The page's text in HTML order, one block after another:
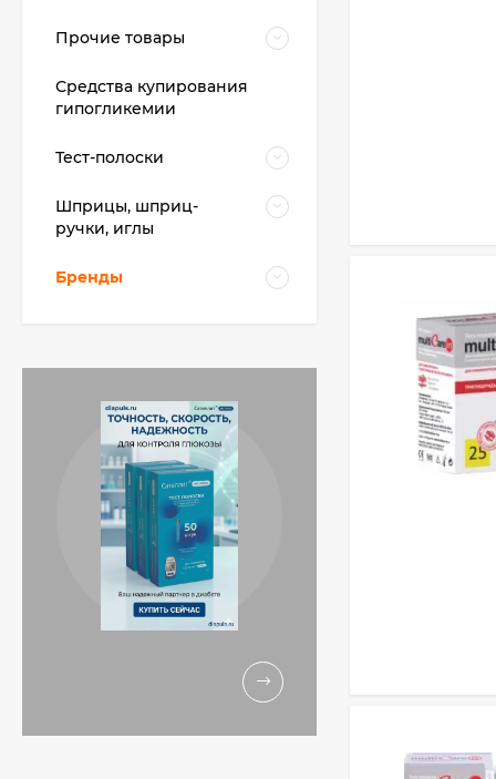
Прочие товары
Средства купирования
гипогликемии
Тест-полоски
Шприцы, шприц-
ручки, иглы
Бренды